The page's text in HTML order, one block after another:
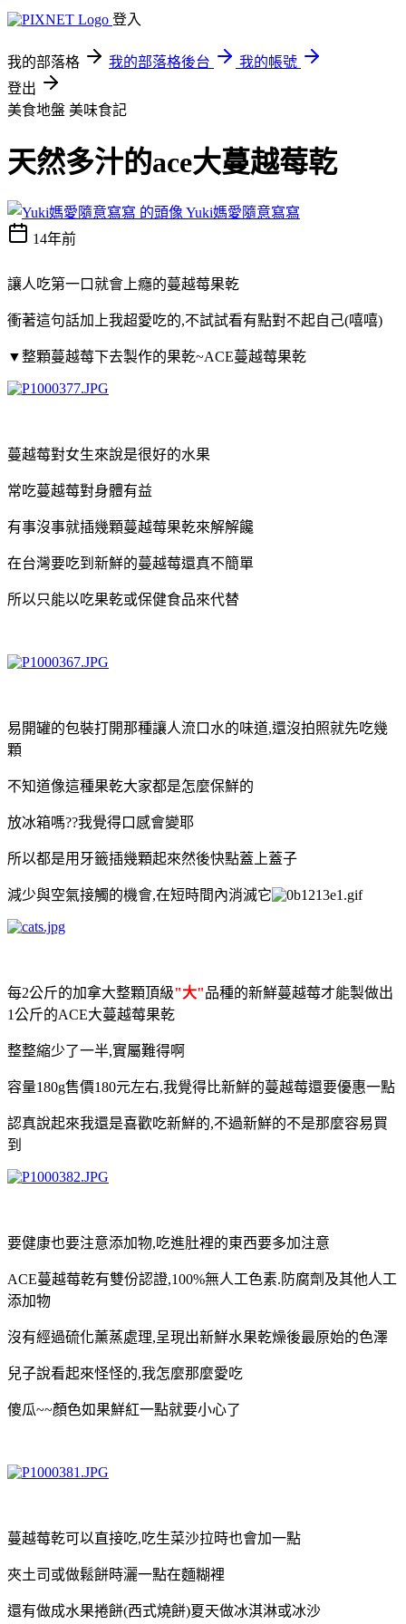
登入
我的部落格 我的部落格後台
我的帳號
登出
美食地盤 美味食記
天然多汁的ace大蔓越莓乾
Yuki媽愛隨意寫寫
14年前
讓人吃第一口就會上癮的蔓越莓果乾
衝著這句話加上我超愛吃的,不試試看有點對不起自己(嘻嘻)
▼整顆蔓越莓下去製作的果乾~ACE蔓越莓果乾
蔓越莓對女生來說是很好的水果
常吃蔓越莓對身體有益
有事沒事就插幾顆蔓越莓果乾來解解饞
在台灣要吃到新鮮的蔓越莓還真不簡單
所以只能以吃果乾或保健食品來代替
易開罐的包裝打開那種讓人流口水的味道,還沒拍照就先吃幾
顆
不知道像這種果乾大家都是怎麼保鮮的
放冰箱嗎??我覺得口感會變耶
所以都是用牙籤插幾顆起來然後快點蓋上蓋子
減少與空氣接觸的機會,在短時間內消滅它
每2公斤的加拿大整顆頂級"大"品種的新鮮蔓越莓才能製做出
1公斤的ACE大蔓越莓果乾
整整縮少了一半,實屬難得啊
容量180g售價180元左右,我覺得比新鮮的蔓越莓還要優惠一點
認真說起來我還是喜歡吃新鮮的,不過新鮮的不是那麼容易買
到
要健康也要注意添加物,吃進肚裡的東西要多加注意
ACE蔓越莓乾有雙份認證,100%無人工色素.防腐劑及其他人工
添加物
沒有經過硫化薰蒸處理,呈現出新鮮水果乾燥後最原始的色澤
兒子說看起來怪怪的,我怎麼那麼愛吃
傻瓜~~顏色如果鮮紅一點就要小心了
蔓越莓乾可以直接吃,吃生菜沙拉時也會加一點
夾土司或做鬆餅時灑一點在麵糊裡
還有做成水果捲餅(西式燒餅)夏天做冰淇淋或冰沙